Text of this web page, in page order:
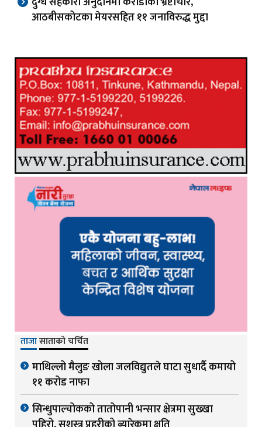
आठबीसकोटका मेयरसहित ११ जनाविरुद्ध मुद्दा
ताजासाताको चर्चित
माथिल्लो मैलुङ खोला जलविद्युतले घाटा सुधार्दै कमायो
११ करोड नाफा
सिन्धुपाल्चोकको तातोपानी भन्सार क्षेत्रमा सुख्खा